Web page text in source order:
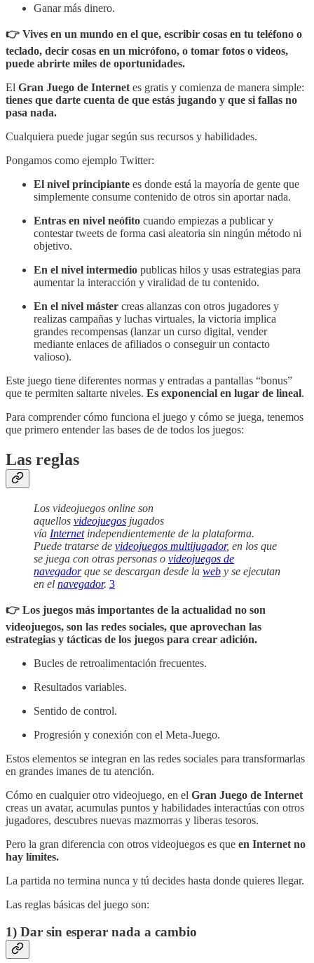
Ganar más dinero.
👉 Vives en un mundo en el que, escribir cosas en tu teléfono o
teclado, decir cosas en un micrófono, o tomar fotos o videos,
puede abrirte miles de oportunidades.
El Gran Juego de Internet es gratis y comienza de manera simple:
tienes que darte cuenta de que estás jugando y que si fallas no
pasa nada.
Cualquiera puede jugar según sus recursos y habilidades.
Pongamos como ejemplo Twitter:
El nivel principiante es donde está la mayoría de gente que
simplemente consume contenido de otros sin aportar nada.
Entras en nivel neófito cuando empiezas a publicar y
contestar tweets de forma casi aleatoria sin ningún método ni
objetivo.
En el nivel intermedio publicas hilos y usas estrategias para
aumentar la interacción y viralidad de tu contenido.
En el nivel máster creas alianzas con otros jugadores y
realizas campañas y luchas virtuales, la victoria implica
grandes recompensas (lanzar un curso digital, vender
mediante enlaces de afiliados o conseguir un contacto
valioso).
Este juego tiene diferentes normas y entradas a pantallas “bonus”
que te permiten saltarte niveles. Es exponencial en lugar de lineal.
Para comprender cómo funciona el juego y cómo se juega, tenemos
que primero entender las bases de de todos los juegos:
Las reglas
Los videojuegos online son
aquellos videojuegos jugados
vía Internetindependientemente de la plataforma.
Puede tratarse de videojuegos multijugador, en los que
se juega con otras personas o videojuegos de
navegadorque se descargan desde la web y se ejecutan
en el navegador. 3
👉 Los juegos más importantes de la actualidad no son
videojuegos, son las redes sociales, que aprovechan las
estrategias y tácticas de los juegos para crear adición.
Bucles de retroalimentación frecuentes.
Resultados variables.
Sentido de control.
Progresión y conexión con el Meta-Juego.
Estos elementos se integran en las redes sociales para transformarlas
en grandes imanes de tu atención.
Cómo en cualquier otro videojuego, en el Gran Juego de Internet
creas un avatar, acumulas puntos y habilidades interactúas con otros
jugadores, descubres nuevas mazmorras y liberas tesoros.
Pero la gran diferencia con otros videojuegos es que en Internet no
hay límites.
La partida no termina nunca y tú decides hasta donde quieres llegar.
Las reglas básicas del juego son:
1) Dar sin esperar nada a cambio